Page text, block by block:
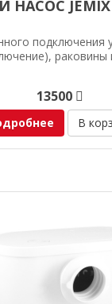
JEMIX
подключения
раковины
13500
В